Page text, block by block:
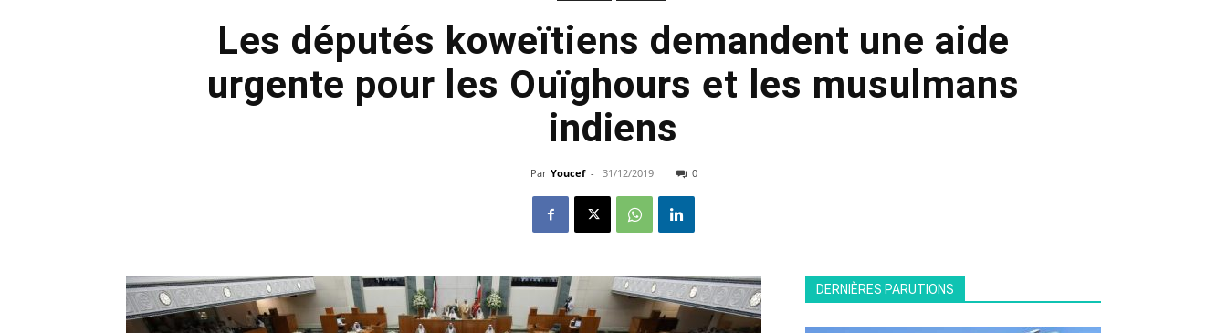
Les députés koweïtiens demandent une aide
urgente pour les Ouïghours et les musulmans
indiens
Par Youcef - 31/12/2019 0
DERNIÈRES PARUTIONS